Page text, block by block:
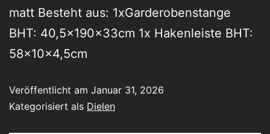
matt Besteht aus: 1xGarderobenstange
BHT: 40,5x190x33cm 1x Hakenleiste BHT:
58x10x4,5cm
Veröffentlicht am Januar 31, 2026
Kategorisiert als Dielen